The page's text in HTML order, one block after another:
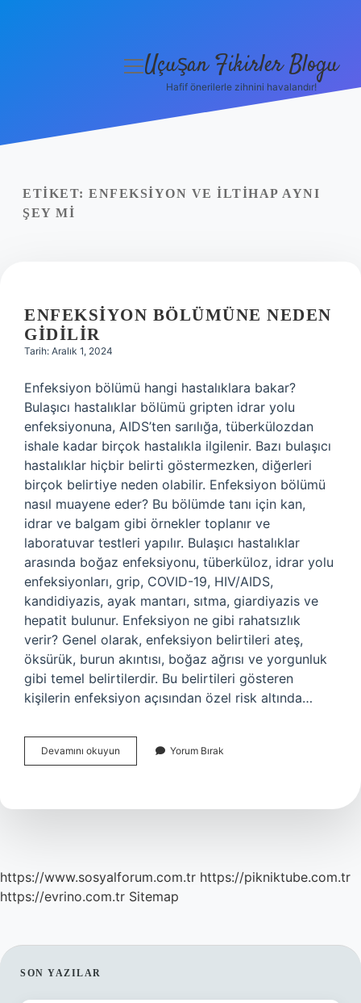
Yasal Uyarı
menüyü
Uçuşan Fikirler Blogu
Hafif önerilerle zihnini havalandır!
ETIKET: ENFEKSIYON VE ILTIHAP AYNI
ŞEY MI
ENFEKSIYON BÖLÜMÜNE NEDEN
GIDILIR
Tarih: Aralık 1, 2024
Enfeksiyon bölümü hangi hastalıklara bakar?
Bulaşıcı hastalıklar bölümü gripten idrar yolu
enfeksiyonuna, AIDS’ten sarılığa, tüberkülozdan
ishale kadar birçok hastalıkla ilgilenir. Bazı bulaşıcı
hastalıklar hiçbir belirti göstermezken, diğerleri
birçok belirtiye neden olabilir. Enfeksiyon bölümü
nasıl muayene eder? Bu bölümde tanı için kan,
idrar ve balgam gibi örnekler toplanır ve
laboratuvar testleri yapılır. Bulaşıcı hastalıklar
arasında boğaz enfeksiyonu, tüberküloz, idrar yolu
enfeksiyonları, grip, COVID-19, HIV/AIDS,
kandidiyazis, ayak mantarı, sıtma, giardiyazis ve
hepatit bulunur. Enfeksiyon ne gibi rahatsızlık
verir? Genel olarak, enfeksiyon belirtileri ateş,
öksürük, burun akıntısı, boğaz ağrısı ve yorgunluk
gibi temel belirtilerdir. Bu belirtileri gösteren
kişilerin enfeksiyon açısından özel risk altında…
Devamını okuyun Enfeksiyon
Bölümüne
Yorum Bırak
https://www.sosyalforum.com.tr https://pikniktube.com.tr
https://evrino.com.tr Sitemap
SIDEBAR
SON YAZILAR